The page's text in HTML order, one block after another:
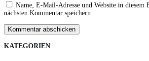
Name, E-Mail-Adresse und Website in diesem
nächsten Kommentar speichern.
Kommentar abschicken
KATEGORIEN